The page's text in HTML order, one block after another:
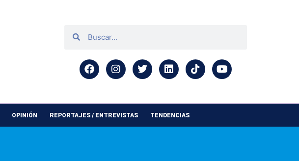
OPINIÓN REPORTAJES / ENTREVISTAS TENDENCIAS